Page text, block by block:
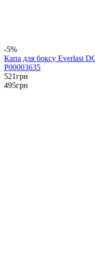
-5%
Капа для боксу Everlast
P00003635
521грн
495грн